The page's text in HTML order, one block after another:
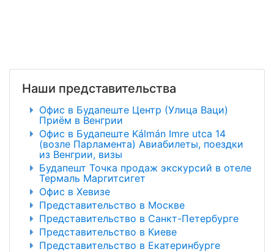
Наши представительства
Офис в Будапеште Центр (Улица Ваци)
Приём в Венгрии
Офис в Будапеште Kálmán Imre utca 14
(возле Парламента) Авиабилеты, поездки
из Венгрии, визы
Будапешт Точка продаж экскурсий в отеле
Термаль Маргитсигет
Офис в Хевизе
Представительство в Москве
Представительство в Санкт-Петербурге
Представительство в Киеве
Представительство в Екатеринбурге